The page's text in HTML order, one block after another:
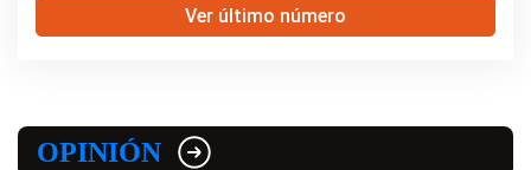
Ver último número
OPINIÓN